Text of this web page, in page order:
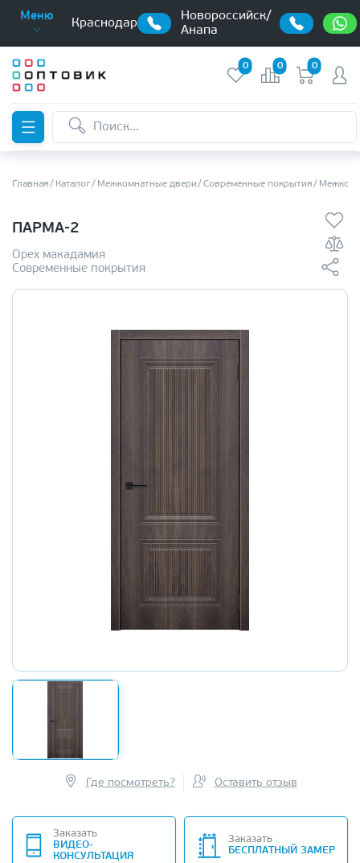
Меню
Краснодар
Новороссийск/
Анапа
0 0 0
Главная Каталог Межкомнатные двери Современные покрытия
ПАРМА-2
Орех макадамия
Современные покрытия
Где посмотреть? Оставить отзыв
Заказать
ВИДЕО-
КОНСУЛЬТАЦИЯ
Заказать
БЕСПЛАТНЫЙ ЗАМЕР